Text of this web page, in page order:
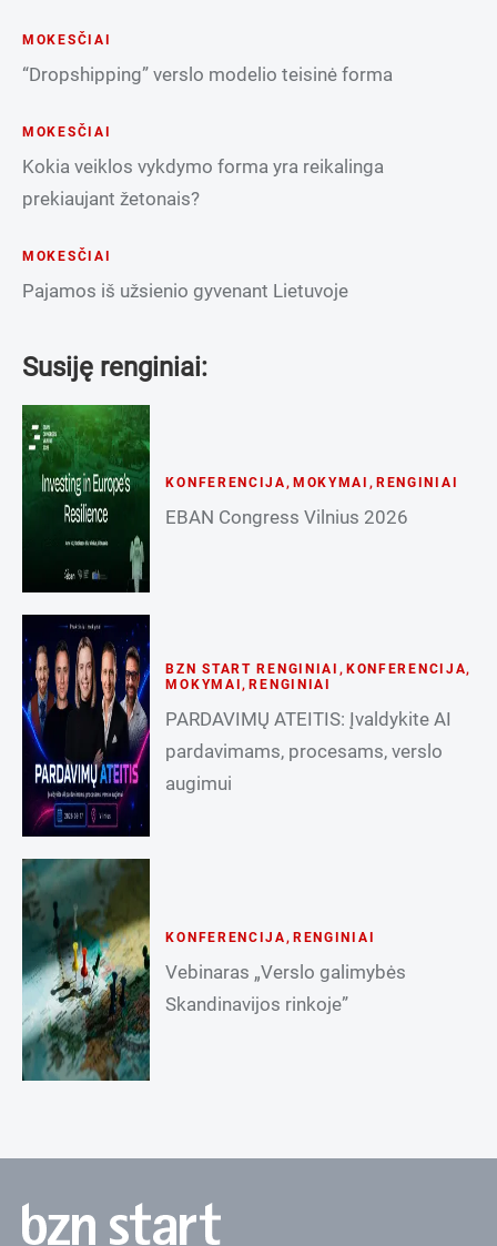
MOKESČIAI
“Dropshipping” verslo modelio teisinė forma
MOKESČIAI
Kokia veiklos vykdymo forma yra reikalinga
prekiaujant žetonais?
MOKESČIAI
Pajamos iš užsienio gyvenant Lietuvoje
Susiję renginiai:
KONFERENCIJA , MOKYMAI , RENGINIAI
EBAN Congress Vilnius 2026
BZN START RENGINIAI , KONFERENCIJA,
MOKYMAI, RENGINIAI
PARDAVIMŲ ATEITIS: Įvaldykite AI
pardavimams, procesams, verslo
augimui
KONFERENCIJA , RENGINIAI
Vebinaras „Verslo galimybės
Skandinavijos rinkoje”